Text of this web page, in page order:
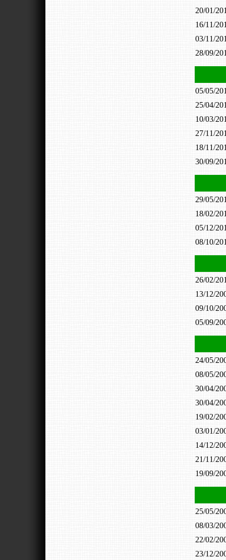
20/01/
16/11/
03/11/
28/09/
05/05/
25/04/
10/03/
27/11/
18/11/
30/09/
29/05/
18/02/
05/12/
08/10/
26/02/
13/12/
09/10/
05/09/
24/05/
08/05/
30/04/
30/04/
19/02/
03/01/
14/12/
21/11/
19/09/
25/05/
08/03/
22/02/
23/12/